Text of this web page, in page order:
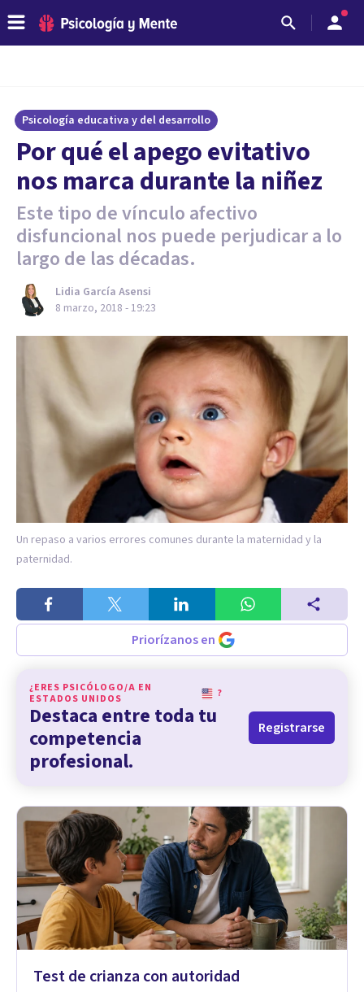
Psicología educativa y del desarrollo
Por qué el apego evitativo
nos marca durante la niñez
Este tipo de vínculo afectivo
disfuncional nos puede perjudicar a lo
largo de las décadas.
Lidia García Asensi
8 marzo, 2018 - 19:23
Un repaso a varios errores comunes durante la maternidad y la
paternidad.
Priorízanos en
¿ERES PSICÓLOGO/A EN
ESTADOS UNIDOS
?
Destaca entre toda tu
competencia
profesional.
Registrarse
Test de crianza con autoridad